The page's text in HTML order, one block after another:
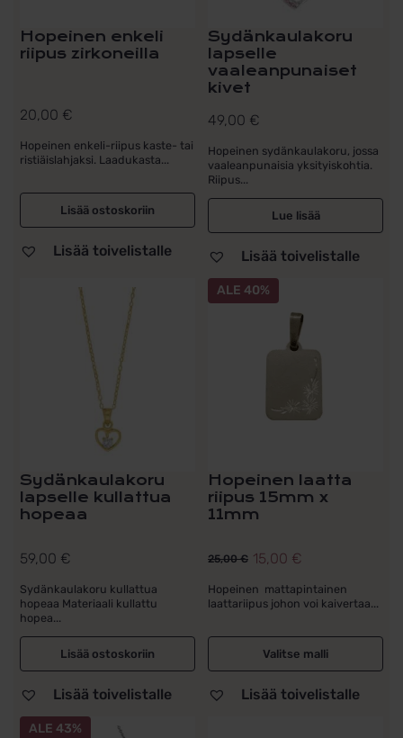
Hopeinen enkeli
riipus zirkoneilla
20,00 €
Hopeinen enkeli-riipus kaste- tai
ristiäislahjaksi. Laadukasta...
Lisää ostoskoriin
Lisää toivelistalle
Sydänkaulakoru
lapselle
vaaleanpunaiset
kivet
49,00 €
Hopeinen sydänkaulakoru, jossa
vaaleanpunaisia yksityiskohtia.
Riipus...
Lue lisää
Lisää toivelistalle
Sydänkaulakoru
lapselle kullattua
hopeaa
59,00 €
Sydänkaulakoru kullattua
hopeaa Materiaali kullattu
hopea...
Lisää ostoskoriin
Lisää toivelistalle
ALE 40%
Hopeinen laatta
riipus 15mm x
11mm
25,00€
Alkuperäinen
hinta
oli:
25,00 €.
15,00 €
Nykyinen
hinta
on:
15,00 €.
Hopeinen mattapintainen
laattariipus johon voi kaivertaa...
Valitse malli
Lisää toivelistalle
ALE 43%